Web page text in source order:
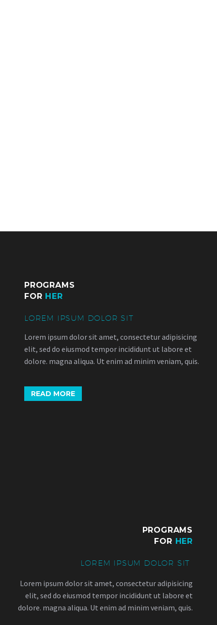
PROGRAMS
FOR HER
LOREM IPSUM DOLOR SIT
Lorem ipsum dolor sit amet, consectetur adipisicing
elit, sed do eiusmod tempor incididunt ut labore et
dolore. magna aliqua. Ut enim ad minim veniam, quis.
READ MORE
PROGRAMS
FOR HER
LOREM IPSUM DOLOR SIT
Lorem ipsum dolor sit amet, consectetur adipisicing
elit, sed do eiusmod tempor incididunt ut labore et
dolore. magna aliqua. Ut enim ad minim veniam, quis.